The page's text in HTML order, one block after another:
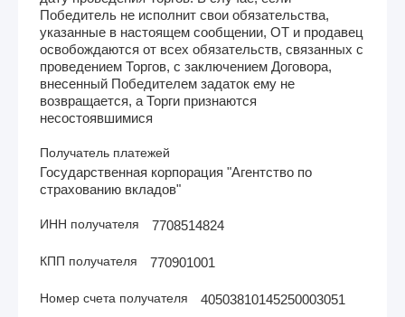
Победитель не исполнит свои обязательства,
указанные в настоящем сообщении, ОТ и продавец
освобождаются от всех обязательств, связанных с
проведением Торгов, с заключением Договора,
внесенный Победителем задаток ему не
возвращается, а Торги признаются
несостоявшимися
Получатель платежей
Государственная корпорация "Агентство по
страхованию вкладов"
ИНН получателя 7708514824
КПП получателя 770901001
Номер счета получателя 40503810145250003051